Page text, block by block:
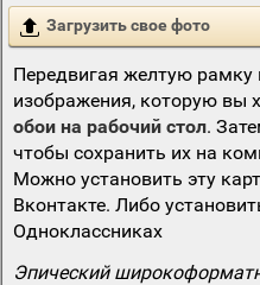
Загрузить свое фото
Передвигая желтую рамку
изображения, которую вы
обои на рабочий стол.
чтобы сохранить их на
Можно установить эту
Вконтакте. Либо
Одноклассниках
Эпический